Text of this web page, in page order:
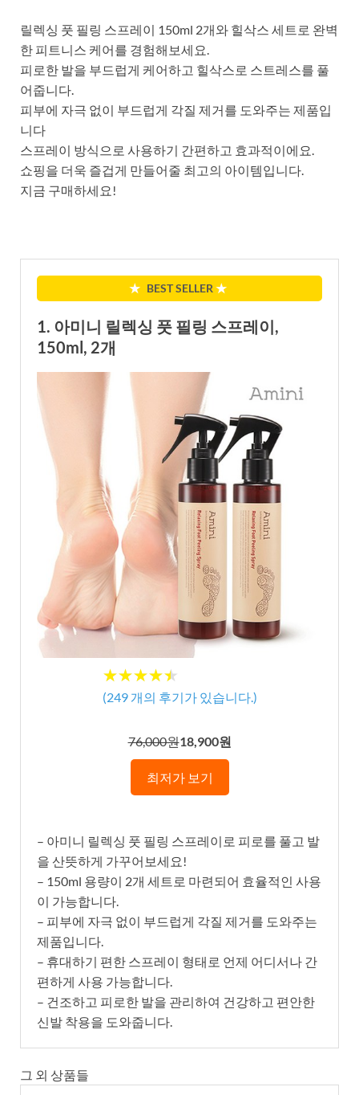
릴렉싱 풋 필링 스프레이 150ml 2개와 힐삭스 세트로 완벽
한 피트니스 케어를 경험해보세요.
피로한 발을 부드럽게 케어하고 힐삭스로 스트레스를 풀
어줍니다.
피부에 자극 없이 부드럽게 각질 제거를 도와주는 제품입
니다
스프레이 방식으로 사용하기 간편하고 효과적이에요.
쇼핑을 더욱 즐겁게 만들어줄 최고의 아이템입니다.
지금 구매하세요!
★ BEST SELLER ★
1. 아미니 릴렉싱 풋 필링 스프레이,
150ml, 2개
★★★★★
★★★★★
(249개의 후기가 있습니다.)
76,000원18,900원
최저가 보기
– 아미니 릴렉싱 풋 필링 스프레이로 피로를 풀고 발
을 산뜻하게 가꾸어보세요!
– 150ml 용량이 2개 세트로 마련되어 효율적인 사용
이 가능합니다.
– 피부에 자극 없이 부드럽게 각질 제거를 도와주는
제품입니다.
– 휴대하기 편한 스프레이 형태로 언제 어디서나 간
편하게 사용 가능합니다.
– 건조하고 피로한 발을 관리하여 건강하고 편안한
신발 착용을 도와줍니다.
그 외 상품들